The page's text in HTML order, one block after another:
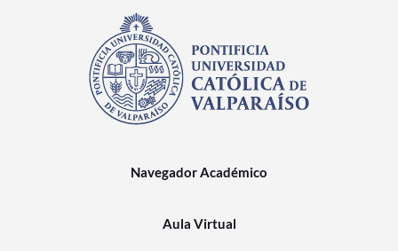
Navegador Académico
Aula Virtual